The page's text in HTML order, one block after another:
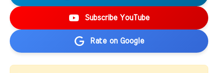
Subscribe YouTube
Rate on Google